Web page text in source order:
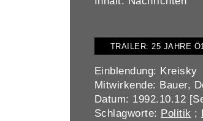
TRAILER: 25 JAHRE
Einblendung: Kreisky
Mitwirkende: Bauer,
Datum: 1992.10.12
Schlagworte: Politik ;